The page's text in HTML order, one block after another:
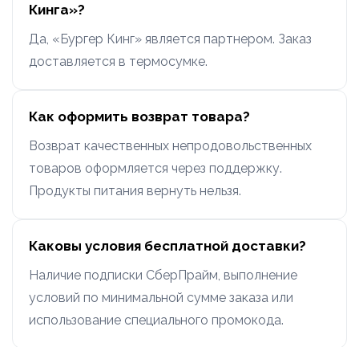
Кинга»?
Да, «Бургер Кинг» является партнером. Заказ
доставляется в термосумке.
Как оформить возврат товара?
Возврат качественных непродовольственных
товаров оформляется через поддержку.
Продукты питания вернуть нельзя.
Каковы условия бесплатной доставки?
Наличие подписки СберПрайм, выполнение
условий по минимальной сумме заказа или
использование специального промокода.